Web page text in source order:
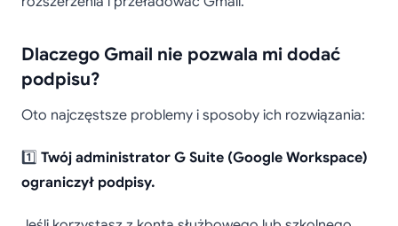
Dlaczego Gmail nie pozwala mi dodać
podpisu?
Oto najczęstsze problemy i sposoby ich rozwiązania:
1️⃣ Twój administrator G Suite (Google Workspace)
ograniczył podpisy.